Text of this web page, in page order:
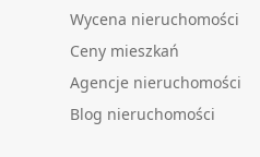
Wycena nieruchomości
Ceny mieszkań
Agencje nieruchomości
Blog nieruchomości